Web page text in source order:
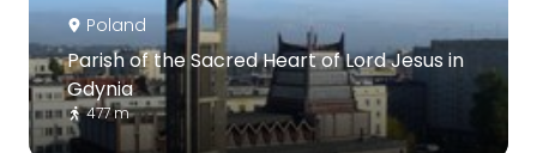
Poland
Parish of the Sacred Heart of Lord Jesus in
Gdynia
477 m